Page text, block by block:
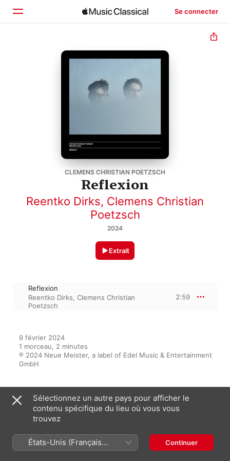
Se connecter
Accueil
CLEMENS CHRISTIAN POETZSCH
Reflexion
Reentko Dirks, Clemens Christian
Poetzsch
2024
Extrait
Reflexion
Reentko Dirks, Clemens Christian
Poetzsch
2:59
9 février 2024
1 morceau, 2 minutes
℗ 2024 Neue Meister, a label of Edel Music & Entertainment
GmbH
Sur l’album
Reflexion - Single
Clemens Christian Poetzsch,
Sélectionnez un autre pays pour afficher le
contenu spécifique du lieu où vous vous
trouvez
États-Unis (Français
France)
Continuer